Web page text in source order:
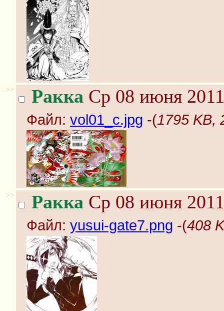
>> Ракка Ср 08 июня
Файл: vol01_c.jpg -(1795 KB,
>> Ракка Ср 08 июня
Файл: yusui-gate7.png -(408